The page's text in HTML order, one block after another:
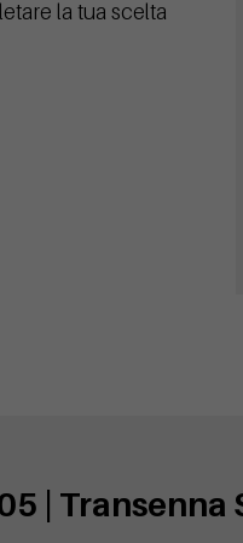
la tua scelta
| Transenna